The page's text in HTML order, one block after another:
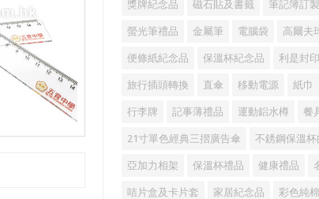
獎牌紀念品 磁石貼及書籤 筆記簿訂製
螢光筆禮品 金屬筆 電腦袋 高爾夫
便條紙紀念品 保溫杯紀念品 利是封
旅行插頭轉換 直傘 移動電源 紙巾
行李牌 記事薄禮品 運動鋁水樽 餐
21寸單色經典三摺廣告傘 不銹鋼保溫杯
亞加力相架 保溫杯禮品 健康禮品
咭片盒及卡片套 家居紀念品 彩色純